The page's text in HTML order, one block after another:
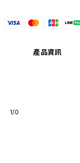
產品資訊
1/0